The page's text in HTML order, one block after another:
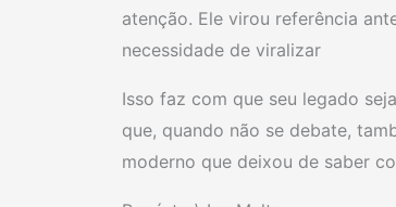
atenção. Ele virou referência
necessidade de viralizar
Isso faz com que seu legado
que, quando não se debate,
moderno que deixou de saber